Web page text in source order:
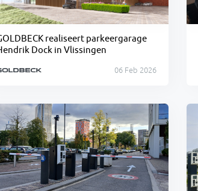
realiseert parkeergarage
Dock in Vlissingen
06 Feb 2026